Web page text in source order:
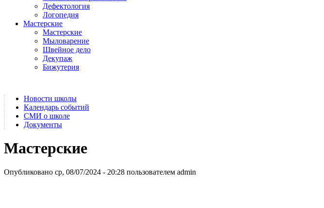
Дефектология
Логопедия
Мастерские
Мастерские
Мыловарение
Швейное дело
Декупаж
Бижутерия
Новости школы
Календарь событий
СМИ о школе
Документы
Мастерские
Опубликовано ср, 08/07/2024 - 20:28 пользователем admin